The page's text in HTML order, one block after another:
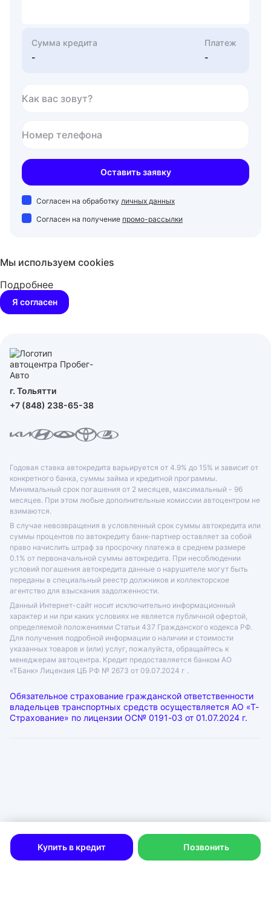
Купить в кредит Позвонить
Сумма кредита
-
Платеж
-
Как вас зовут?
Номер телефона
Оставить заявку
Согласен на обработку личных данных
Согласен на получение промо-рассылки
Мы используем cookies
Подробнее
Я согласен
г. Тольятти
+7 (848) 238-65-38
Годовая ставка автокредита варьируется от 4.9% до 15% и зависит от
конкретного банка, суммы займа и кредитной программы.
Минимальный срок погашения от 2 месяцев, максимальный - 96
месяцев. При этом любые дополнительные комиссии автоцентром не
взимаются.
В случае невозвращения в условленный срок суммы автокредита или
суммы процентов по автокредиту банк-партнер оставляет за собой
право начислить штраф за просрочку платежа в среднем размере
0.1% от первоначальной суммы автокредита. При несоблюдении
условий погашения автокредита данные о нарушителе могут быть
переданы в специальный реестр должников и коллекторское
агентство для взыскания задолженности.
Данный Интернет-сайт носит исключительно информационный
характер и ни при каких условиях не является публичной офертой,
определяемой положениями Статьи 437 Гражданского кодекса РФ.
Для получения подробной информации о наличии и стоимости
указанных товаров и (или) услуг, пожалуйста, обращайтесь к
менеджерам автоцентра. Кредит предоставляется банком АО
«ТБанк» Лицензия ЦБ РФ № 2673 от 09.07.2024 г .
Обязательное страхование гражданской ответственности
владельцев транспортных средств осуществляется АО «Т-
Страхование» по лицензии ОС№ 0191-03 от 01.07.2024 г.
Согласие на рекламную рассылку